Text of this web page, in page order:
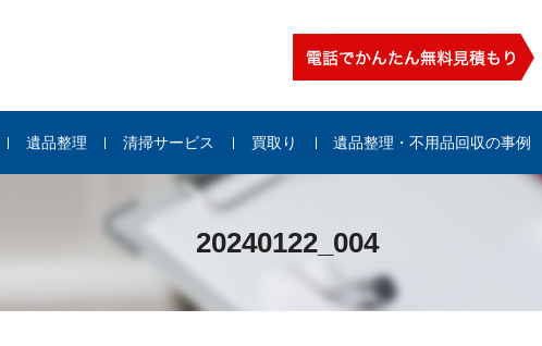
遺品整理 清掃サービス 買取り 遺品整理・不用品回収の事例
20240122_004